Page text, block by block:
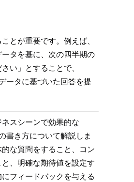
とが重要です。例えば、
ータを基に、次の四半期の
い」とすることで、
ータに基づいた回答を提
スシーンで効果的な
書き方について解説しま
な質問をすること、コン
、明確な期待値を設定す
フィードバックを与える